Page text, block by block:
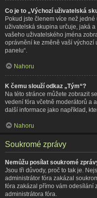
Co je to „Výchozí uživatelská
Pokud jste členem více než
uživatelská skupina určuje, jaká
vašeho uživatelského jména
oprávnění ke změně vaší výchozí
panelu“.
Nahoru
K čemu slouží odkaz „Tým“?
Na této stránce můžete zobrazit
vedení fóra včetně moderátorů a
další informace jako například,
Nahoru
Soukromé zprávy
Nemůžu posílat soukromé
Jsou tři důvody, proč to tak je.
administrátor fóra zakázal
fóra zakázal přímo vám odesílání
administrátora fóra.